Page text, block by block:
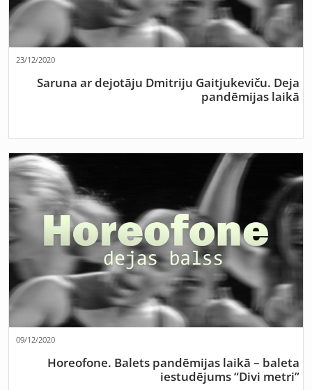
23/12/2020
Saruna ar dejotāju Dmitriju Gaitjukeviču. Deja
pandēmijas laikā
09/12/2020
Horeofone. Balets pandēmijas laikā – baleta
iestudējums “Divi metri”